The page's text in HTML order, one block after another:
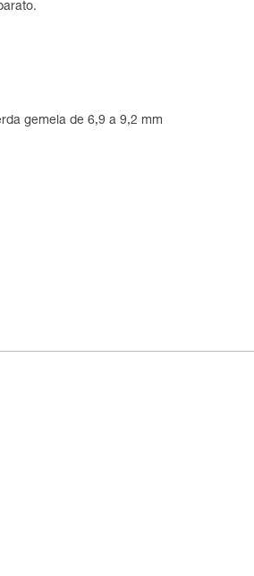
gemela de 6,9 a 9,2 mm